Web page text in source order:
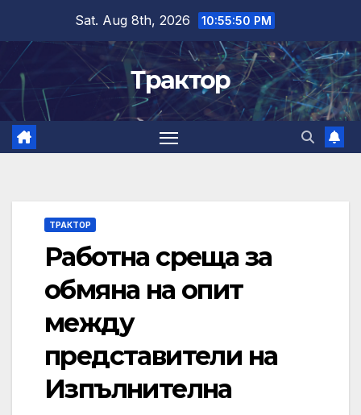
content
Sat. Aug 8th, 2026 10:55:51 PM
Трактор
ТРАКТОР
Работна среща за
обмяна на опит
между
представители на
Изпълнителна